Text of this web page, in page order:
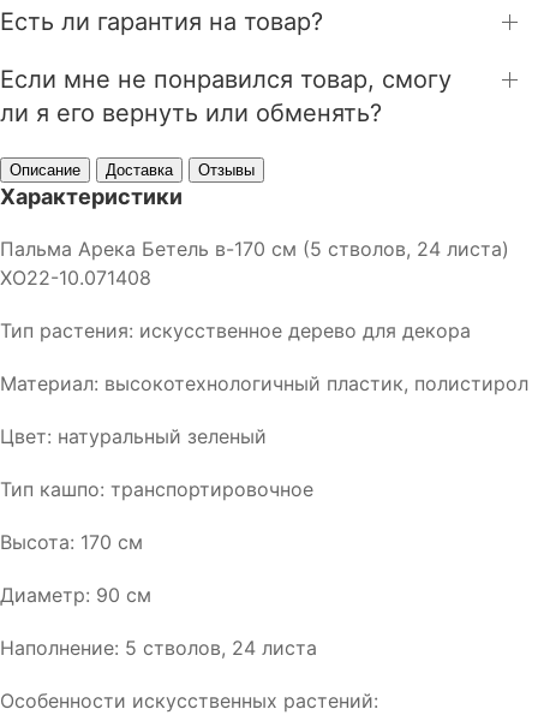
Есть ли гарантия на товар?
Если мне не понравился товар, смогу
ли я его вернуть или обменять?
Описание Доставка Отзывы
Характеристики
Пальма Арека Бетель в-170 см (5 стволов, 24 листа)
ХО22-10.071408
Тип растения: искусственное дерево для декора
Материал: высокотехнологичный пластик, полистирол
Цвет: натуральный зеленый
Тип кашпо: транспортировочное
Высота: 170 см
Диаметр: 90 см
Наполнение: 5 стволов, 24 листа
Особенности искусственных растений: